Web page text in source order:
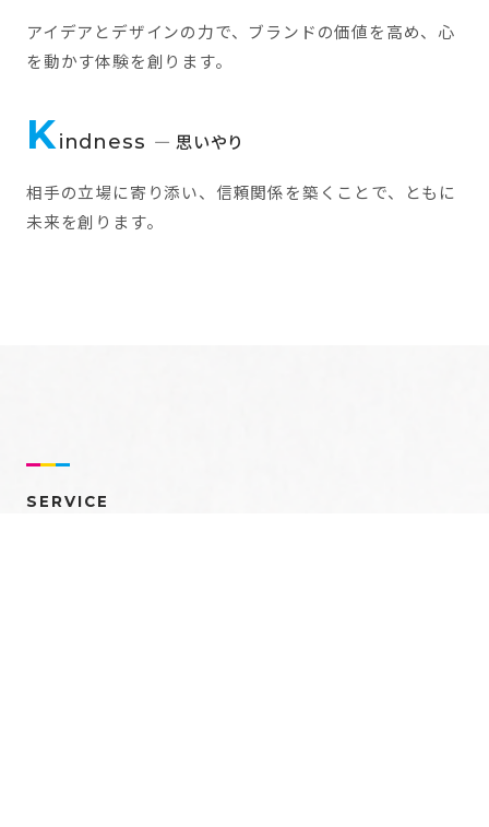
アイデアとデザインの力で、ブランドの価値を高め、心
を動かす体験を創ります。
Kindness — 思いやり
相手の立場に寄り添い、信頼関係を築くことで、ともに
未来を創ります。
SERVICE